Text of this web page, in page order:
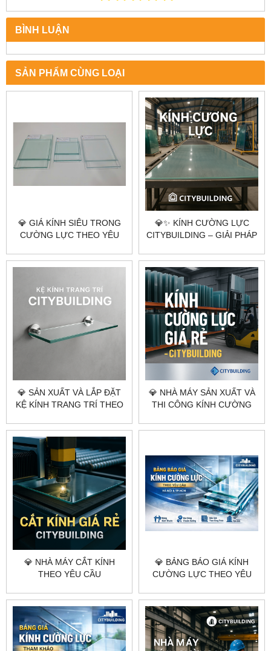
BÌNH LUẬN
SẢN PHẨM CÙNG LOẠI
💎 GIÁ KÍNH SIÊU TRONG
CƯỜNG LỰC THEO YÊU
TP.HCM
💎✨ KÍNH CƯỜNG LỰC
CITYBUILDING – GIẢI PHÁP
CHO KHÔNG GIAN HIỆN
ĐẠI ✨💎
💎 SẢN XUẤT VÀ LẮP ĐẶT
KỆ KÍNH TRANG TRÍ THEO
💎 NHÀ MÁY SẢN XUẤT VÀ
THI CÔNG KÍNH CƯỜNG
CITYBUILDING
💎 NHÀ MÁY CẮT KÍNH
THEO YÊU CẦU
TP.HCM
💎 BẢNG BÁO GIÁ KÍNH
CƯỜNG LỰC THEO YÊU
TP.HCM